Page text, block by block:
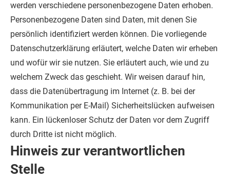
werden verschiedene personenbezogene Daten erhoben.
Personenbezogene Daten sind Daten, mit denen Sie
persönlich identifiziert werden können. Die vorliegende
Datenschutzerklärung erläutert, welche Daten wir erheben
und wofür wir sie nutzen. Sie erläutert auch, wie und zu
welchem Zweck das geschieht. Wir weisen darauf hin,
dass die Datenübertragung im Internet (z. B. bei der
Kommunikation per E-Mail) Sicherheitslücken aufweisen
kann. Ein lückenloser Schutz der Daten vor dem Zugriff
durch Dritte ist nicht möglich.
Hinweis zur verantwortlichen
Stelle